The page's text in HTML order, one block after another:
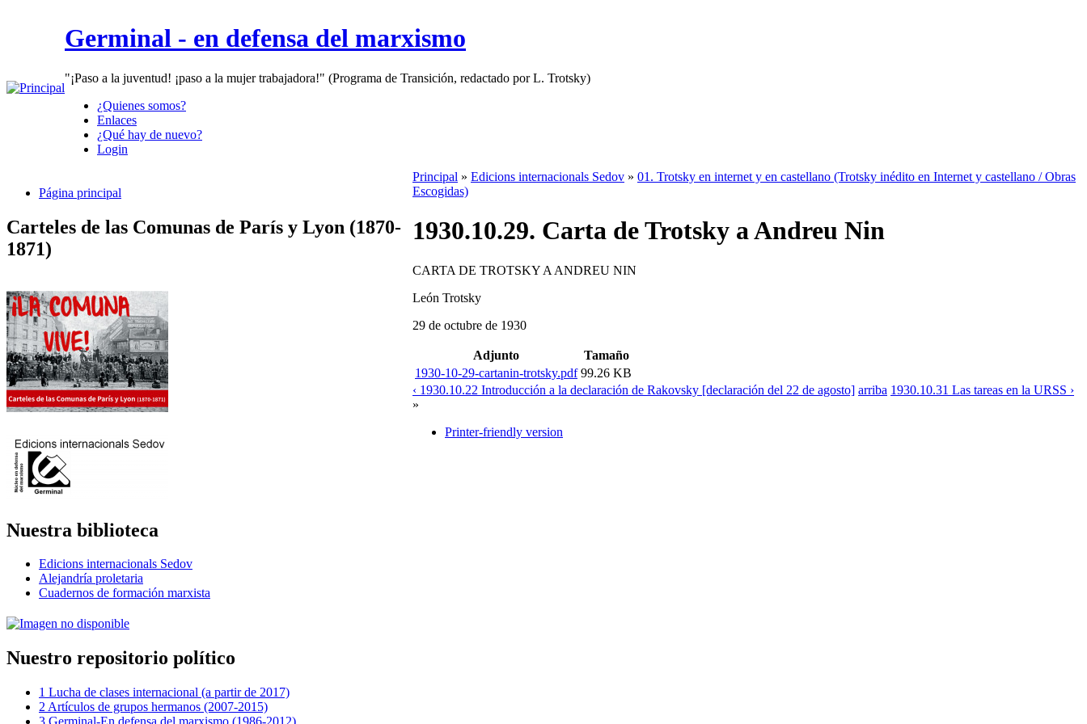
Germinal - en defensa del marxismo
"¡Paso a la juventud! ¡paso a la mujer trabajadora!" (Programa de Transición, redactado por L. Trotsky)
¿Quienes somos?
Enlaces
¿Qué hay de nuevo?
Login
Página principal
Carteles de las Comunas de París y Lyon (1870-
1871)
Nuestra biblioteca
Edicions internacionals Sedov
Alejandría proletaria
Cuadernos de formación marxista
Nuestro repositorio político
1 Lucha de clases internacional (a partir de 2017)
2 Artículos de grupos hermanos (2007-2015)
Principal » Edicions internacionals Sedov » 01. Trotsky en internet y en castellano (Trotsky inédito en Internet y castellano / Obras
Escogidas)
1930.10.29. Carta de Trotsky a Andreu Nin
CARTA DE TROTSKY A ANDREU NIN
León Trotsky
29 de octubre de 1930
Adjunto
Tamaño
1930-10-29-cartanin-trotsky.pdf 99.26 KB
‹ 1930.10.22 Introducción a la declaración de Rakovsky [declaración del 22 de agosto] arriba 1930.10.31 Las tareas en la URSS ›
»
Printer-friendly version